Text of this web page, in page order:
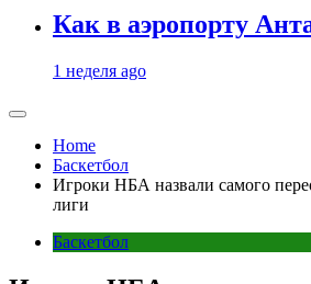
Как в аэропорту
1 неделя ago
Home
Баскетбол
Игроки НБА назвали самого
лиги
Баскетбол